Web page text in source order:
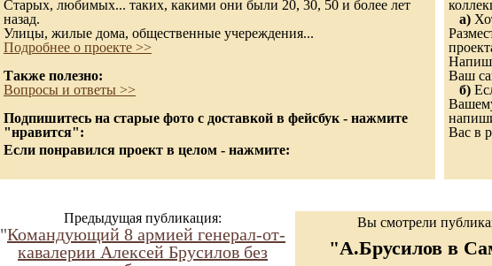
Старых, любимых... таких, какими они были 20, 30, 50 и более лет
назад.
Улицы, жилые дома, общественные учереждения...
Подробнее о проекте >>
Также полезно:
Вопросы и ответы >>
Подпишитесь на старые фото с доставкой в фейсбук - нажмите
"нравится":
Если понравился проект в целом - нажмите:
а)
Ваш
б)
Вас в
Предыдущая публикация:
"Командующий 8 армией генерал-от-
кавалерии Алексей Брусилов без
Вы смотрели
"А.Брусилов в